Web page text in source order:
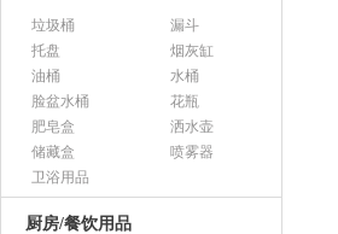
垃圾桶
漏斗
托盘
烟灰缸
油桶
水桶
脸盆水桶
花瓶
肥皂盒
洒水壶
储藏盒
喷雾器
卫浴用品
厨房/餐饮用品